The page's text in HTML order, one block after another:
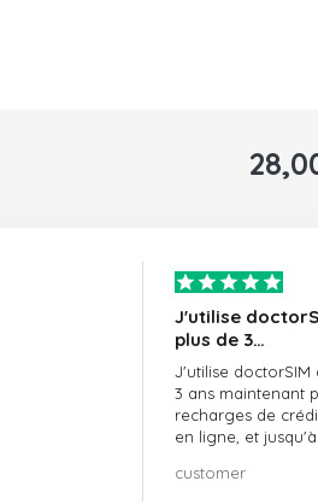
J'utilise
plus de 3…
J'utilise doctorSIM
3 ans maintenant
recharges de
en ligne, et
vivement !!!
customer